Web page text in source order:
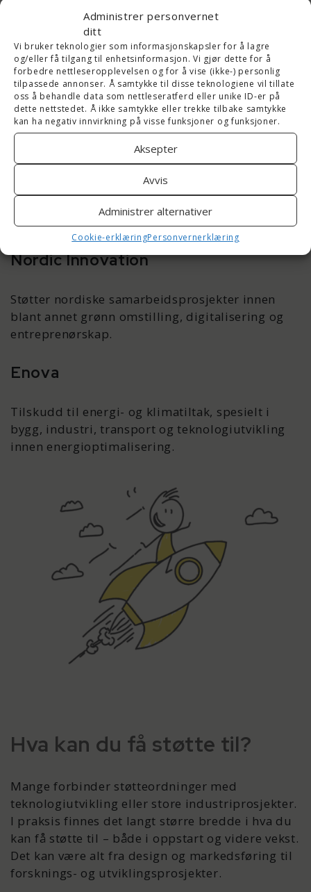
Administrer personvernet
ditt
Vi bruker teknologier som informasjonskapsler for å lagre
og/eller få tilgang til enhetsinformasjon. Vi gjør dette for å
forbedre nettleseropplevelsen og for å vise (ikke-) personlig
tilpassede annonser. Å samtykke til disse teknologiene vil tillate
oss å behandle data som nettleseratferd eller unike ID-er på
dette nettstedet. Å ikke samtykke eller trekke tilbake samtykke
kan ha negativ innvirkning på visse funksjoner og funksjoner.
Aksepter
Avvis
Administrer alternativer
Cookie-erklæringPersonvernerklæring
Flere internasjonale og tematiske ordninger kan
også være aktuelle, særlig for mer innovative
prosjekter eller samarbeid:
EIC Accelerator / Horizon Europe
(EU)
Støtte til høyinnovative prosjekter med
internasjonalt potensial – særlig innen teknologi,
bærekraft og helse. Ofte store prosjekter med
strenge krav til dokumentasjon.
Nordic Innovation
Støtter nordiske samarbeidsprosjekter innen
blant annet grønn omstilling, digitalisering og
entreprenørskap.
Enova
Tilskudd til energi- og klimatiltak, spesielt i
bygg, industri, transport og teknologiutvikling
innen energioptimalisering.
Hva kan du få støtte til?
Mange forbinder støtteordninger med
teknologiutvikling eller store industriprosjekter.
I praksis finnes det langt større bredde i hva du
kan få støtte til – både i oppstart og videre vekst.
Det kan være alt fra design og markedsføring til
forsknings- og utviklingsprosjekter.